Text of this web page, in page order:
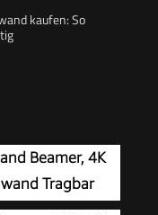
kaufen: So
Beamer, 4K
Tragbar
Ideal für